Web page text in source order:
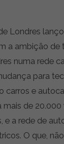
Londres
a ambição de
numa rede
para
carros e
mais de
e a rede de
O que,